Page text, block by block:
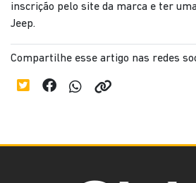
inscrição pelo site da marca e ter
Jeep.
Compartilhe esse artigo nas redes